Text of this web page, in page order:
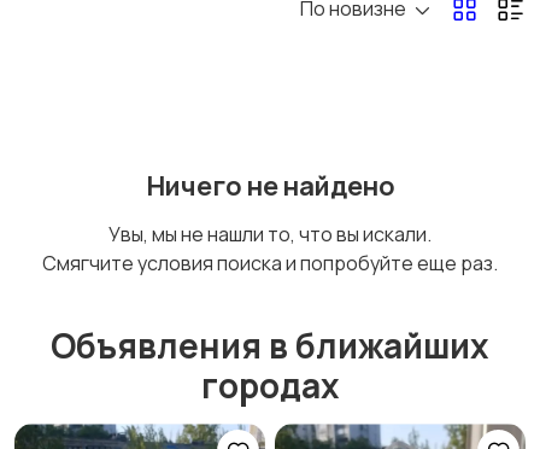
Оформление
сигнализации
Сад и огород Садовая мебель
По новизне
Ничего не найдено
Увы, мы не нашли то, что вы искали.
Смягчите условия поиска и попробуйте еще раз.
Объявления в ближайших
городах